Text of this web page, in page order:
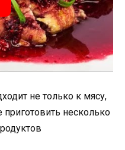
не только к мясу,
несколько